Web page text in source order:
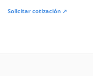
Solicitar cotización ↗